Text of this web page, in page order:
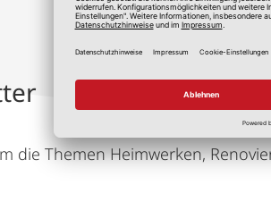
die Themen Heimwerken,